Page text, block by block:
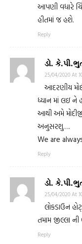
આપણી વધારે
હીતમાં જ હશે.
Reply
ડો.
25/04/2020 At
આદરણીય
ધ્યાન માં લઇ ને
આથી અમે
અનુસરશુ….
We are
Reply
ડો.
25/04/2020 At
લોકડાઉન
તમામ જીલ્લા
Reply